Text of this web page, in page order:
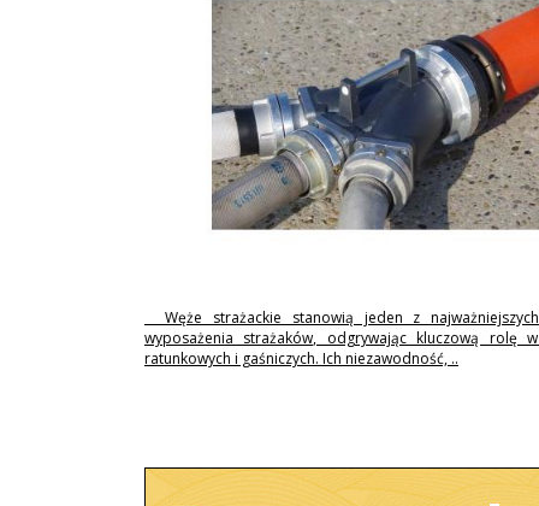
Węże strażackie stanowią jeden z
wyposażenia strażaków, odgrywając kluczową rolę w
ratunkowych i gaśniczych. Ich niezawodność, ..